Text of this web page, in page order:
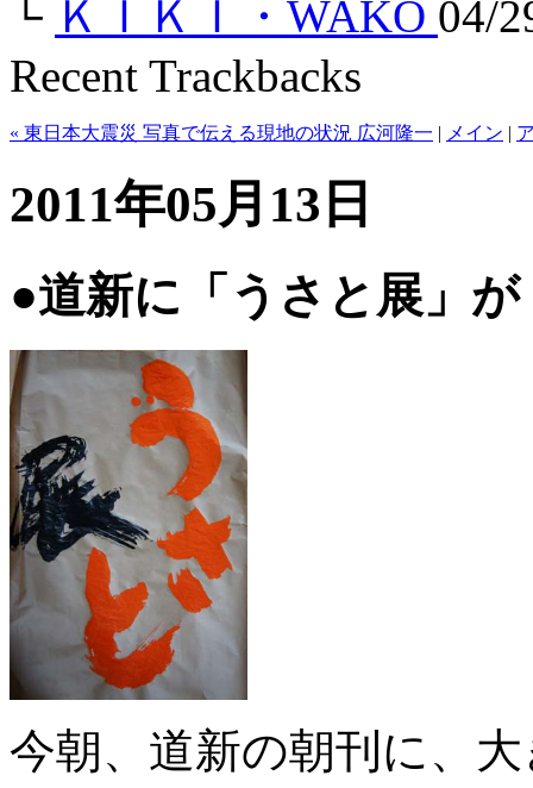
└ ＫＩＫＩ・WAKO 04/
Recent Trackbacks
« 東日本大震災 写真で伝える現地の状況 広河隆一 | メイン |
2011年05月13日
●道新に「うさと展」が
今朝、道新の朝刊に、